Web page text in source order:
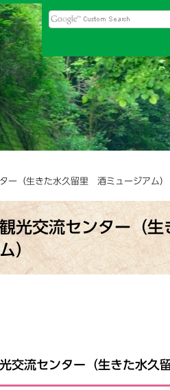
ー（生きた水久留里 酒ミュージアム）
光交流センター（
）
交流センター（生きた水久